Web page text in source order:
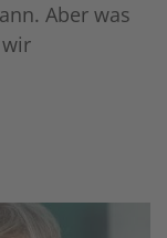
Aber was